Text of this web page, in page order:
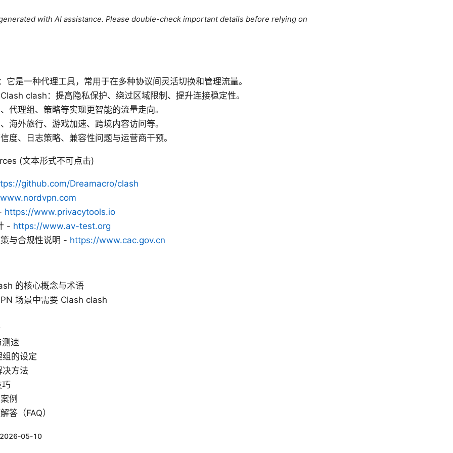
with AI assistance. Please double-check important details before relying on
它是一种代理工具，常用于在多种协议间灵活切换和管理流量。
clash：提高隐私保护、绕过区域限制、提升连接稳定性。
代理组、策略等实现更智能的流量走向。
海外旅行、游戏加速、跨境内容访问等。
度、日志策略、兼容性问题与运营商干预。
(文本形式不可点击)
github.com/Dreamacro/clash
https://www.privacytools.io
- https://www.av-test.org
与合规性说明 - https://www.cac.gov.cn
的核心概念与术语
场景中需要 Clash clash
速
的设定
方法
例
答（FAQ）
2026-05-10